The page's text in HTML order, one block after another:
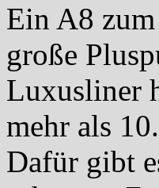
Ein A8 zum
große
Luxusliner
mehr als
Dafür gibt